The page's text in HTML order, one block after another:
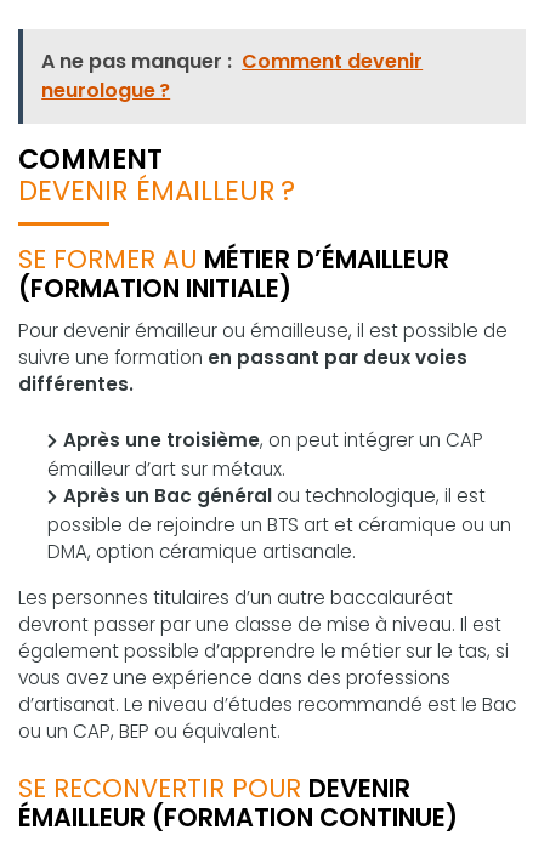
A ne pas manquer : Comment devenir
neurologue ?
COMMENT
DEVENIR ÉMAILLEUR ?
SE FORMER AU MÉTIER D’ÉMAILLEUR
(FORMATION INITIALE)
Pour devenir émailleur ou émailleuse, il est possible de
suivre une formation en passant par deux voies
différentes.
Après une troisième, on peut intégrer un CAP
émailleur d’art sur métaux.
Après un Bac généralou technologique, il est
possible de rejoindre un BTS art et céramique ou un
DMA, option céramique artisanale.
Les personnes titulaires d’un autre baccalauréat
devront passer par une classe de mise à niveau. Il est
également possible d’apprendre le métier sur le tas, si
vous avez une expérience dans des professions
d’artisanat. Le niveau d’études recommandé est le Bac
ou un CAP, BEP ou équivalent.
SE RECONVERTIR POUR DEVENIR
ÉMAILLEUR (FORMATION CONTINUE)